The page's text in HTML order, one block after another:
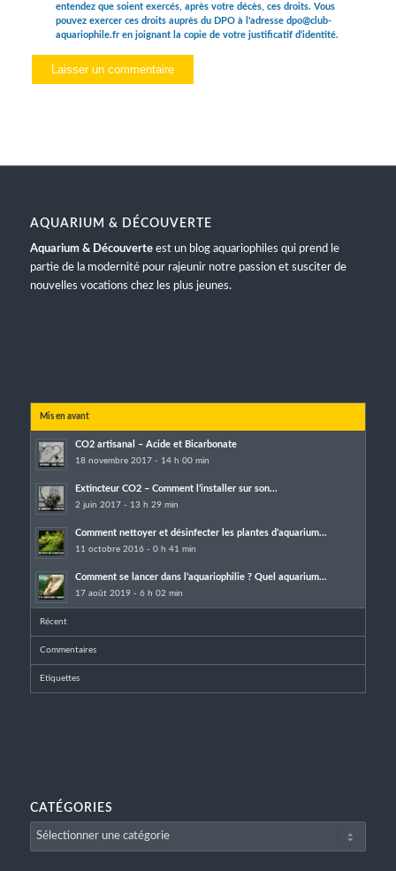
entendez que soient exercés, après votre décès, ces droits. Vous
pouvez exercer ces droits auprès du DPO à l'adresse dpo@club-
aquariophile.fr en joignant la copie de votre justificatif d’identité.
AQUARIUM & DÉCOUVERTE
Aquarium & Découverteest un blog aquariophiles qui prend le
partie de la modernité pour rajeunir notre passion et susciter de
nouvelles vocations chez les plus jeunes.
Mis en avant
CO2 artisanal – Acide et Bicarbonate
18 novembre 2017 - 14 h 00 min
Extincteur CO2 – Comment l’installer sur son...
2 juin 2017 - 13 h 29 min
Comment nettoyer et désinfecter les plantes d’aquarium...
11 octobre 2016 - 0 h 41 min
Comment se lancer dans l’aquariophilie ? Quel aquarium...
17 août 2019 - 6 h 02 min
Récent
Commentaires
Etiquettes
CATÉGORIES